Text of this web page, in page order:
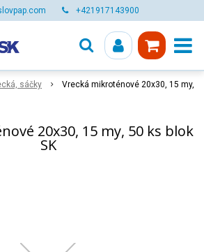
+421917143900
sáčky
Vrecká mikroténové 20x30, 15 my,
20x30, 15 my, 50 ks blok
SK